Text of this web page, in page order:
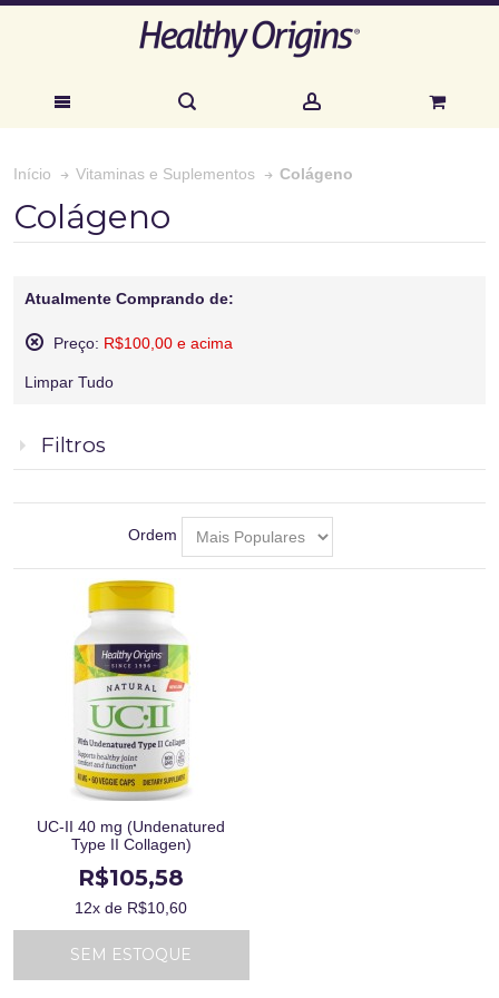
Início Vitaminas e Suplementos Colágeno
Colágeno
Atualmente Comprando de:
Preço: R$100,00 e acima
Este
Limpar Tudo
Filtros
Ordem
UC-II 40 mg (Undenatured
Type II Collagen)
R$105,58
12x de R$10,60
SEM ESTOQUE